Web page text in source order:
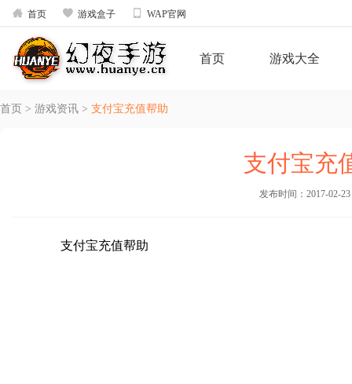
 首页  游戏盒子  WAP官网
首页 游戏大全
首页 > 游戏资讯 > 支付宝充值帮助
支付宝充
发布时间：2017-02-23
支付宝充值帮助